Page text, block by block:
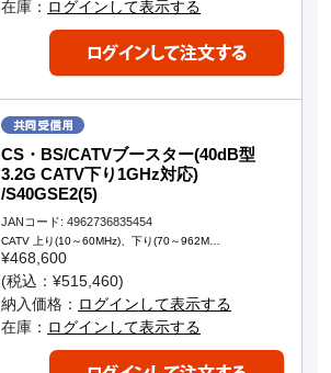
在庫： ログインして表示する
CS・BS/CATVブースター(40dB型
3.2G CATV下り1GHz対応)
/S40GSE2(5)
JANコード: 4962736835454
CATV 上り(10～60MHz)、下り(70～962M…
¥468,600
(税込：¥515,460)
納入価格： ログインして表示する
在庫： ログインして表示する